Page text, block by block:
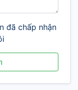
đã chấp nhận